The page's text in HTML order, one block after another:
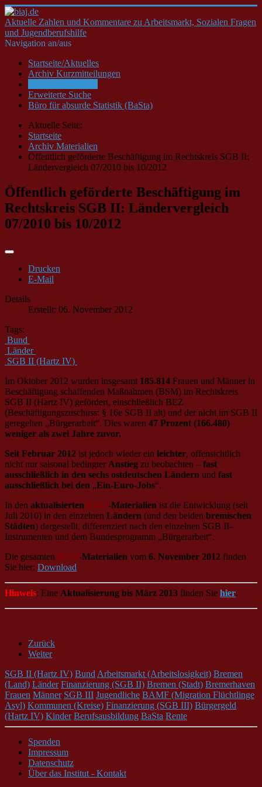
Aktuelle Zahlen und Kommentare zu Arbeitsmarkt, Sozialen Fragen
und Jugendberufshilfe
Navigation an/aus
Startseite/Aktuelles
Archiv Kurzmitteilungen
Erweiterte Suche
Büro für absurde Statistik (BaSta)
Aktuelle Seite:
Startseite
Archiv Materialien
Öffentlich geförderte Beschäftigung im Rechtskreis SGB II:
Ländervergleich 07/2010 bis 10/2012
Öffentlich geförderte Beschäftigung im
Rechtskreis SGB II: Ländervergleich
07/2010 bis 10/2012
Drucken
E-Mail
Details
Erstellt: 06. November 2012
Tags:
Bund
Länder
SGB II (Hartz IV)
Im Oktober 2012 wurden insgesamt 185.814 Frauen und Männer in
Beschäftigung schaffenden Maßnahmen (BSM) im Rechtskreis
SGB II (Hartz IV) gefördert, einschließlich BEZ
(Beschäftigungszuschuss: § 16e SGB II alt) und der nicht im SGB II
geregelten „Bürgerarbeit“. Dies waren 47 Prozent (166.480)
weniger als zwei Jahre zuvor.
Seit Februar 2012 ist jedoch wieder ein leichter, offensichtlich
nicht nur saisonal bedingter Anstieg zu beobachten – fast
ausschließlich in den sechs ostdeutschen Ländern und fast
ausschließlich bei den „Ein-Euro-Jobs“.
In den aktualisierten BIAJ-Materialien ist die Entwicklung (seit
Juli 2010) in den einzelnen Ländern (und den beiden bremischen
Städten) dargestellt, differenziert nach den einzelnen SGB II-
Instrumenten und dem Bundesprogramm „Bürgerarbeit“.
Die gesamten BIAJ-Materialien vom 6. November 2012 finden
Sie hier: Download
Hinweis: Eine Aktualisierung bis März 2013 finden Sie hier.
Zurück
Weiter
SGB II (Hartz IV) Bund Arbeitsmarkt (Arbeitslosigkeit) Bremen
(Land) Länder Finanzierung (SGB II) Bremen (Stadt) Bremerhaven
Frauen Männer SGB III Jugendliche BAMF (Migration Flüchtlinge
Asyl) Kommunen (Kreise) Finanzierung (SGB III) Bürgergeld
(Hartz IV) Kinder Berufsausbildung BaSta Rente
Spenden
Impressum
Datenschutz
Über das Institut - Kontakt